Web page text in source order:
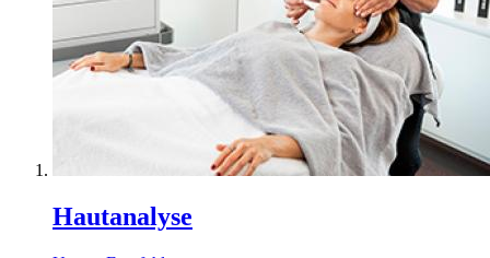
Hautanalyse